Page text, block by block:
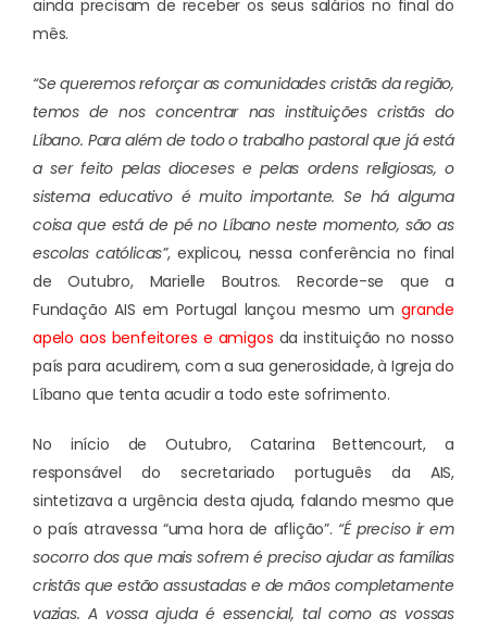
ainda precisam de receber os seus salários no final do
mês.
“Se queremos reforçar as comunidades cristãs da região,
temos de nos concentrar nas instituições cristãs do
Líbano. Para além de todo o trabalho pastoral que já está
a ser feito pelas dioceses e pelas ordens religiosas, o
sistema educativo é muito importante. Se há alguma
coisa que está de pé no Líbano neste momento, são as
escolas católicas”, explicou, nessa conferência no final
de Outubro, Marielle Boutros. Recorde-se que a
Fundação AIS em Portugal lançou mesmo umgrande
apelo aos benfeitores e amigos da instituição no nosso
país para acudirem, com a sua generosidade, à Igreja do
Líbano que tenta acudir a todo este sofrimento.
No início de Outubro, Catarina Bettencourt, a
responsável do secretariado português da AIS,
sintetizava a urgência desta ajuda, falando mesmo que
o país atravessa “uma hora de aflição”. “É preciso ir em
socorro dos que mais sofrem é preciso ajudar as famílias
cristãs que estão assustadas e de mãos completamente
vazias. A vossa ajuda é essencial, tal como as vossas